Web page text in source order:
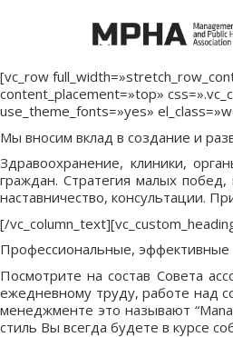
[vc_row
content_placement=»top»
use_theme_fonts=»yes»
Мы вносим вклад в создание и
Здравоохранение, клиники,
граждан. Стратегия малых
наставничество, консультации.
[/
Профессиональные, эффективные
Посмотрите на состав Совета
ежедневному труду, работе над
менеджменте это называют
стиль Вы всегда будете в курсе